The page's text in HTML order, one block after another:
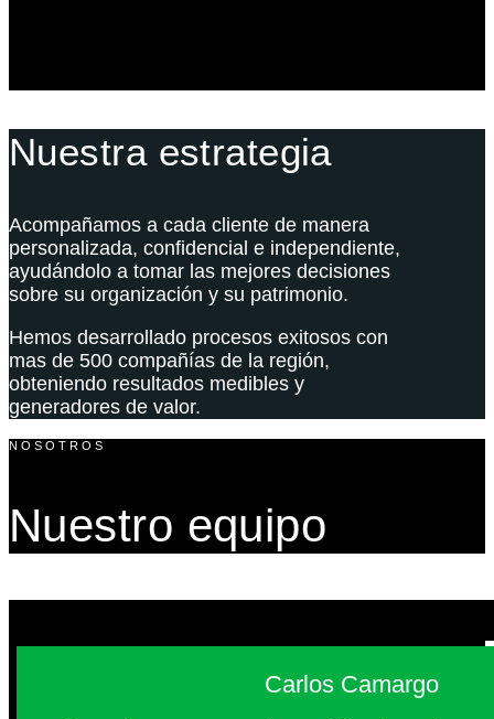
Nuestra estrategia
Acompañamos a cada cliente de manera
personalizada, confidencial e independiente,
ayudándolo a tomar las mejores decisiones
sobre su organización y su patrimonio.
Hemos desarrollado procesos exitosos con
mas de 500 compañías de la región,
obteniendo resultados medibles y
generadores de valor.
NOSOTROS
Nuestro equipo
Carlos Camargo